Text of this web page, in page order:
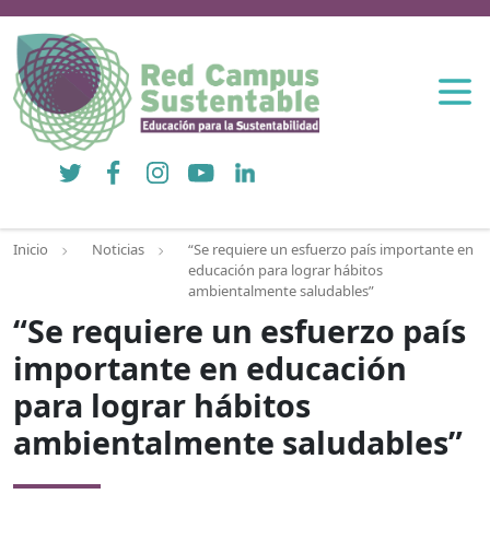
Twitter FacebookInstagramYouTubeLinkedIn
Inicio Noticias
“Se requiere un esfuerzo país importante en
educación para lograr hábitos
ambientalmente saludables”
“Se requiere un esfuerzo país
importante en educación
para lograr hábitos
ambientalmente saludables”